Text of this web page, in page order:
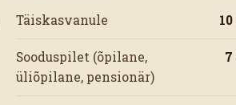
Täiskasvanule 10
Sooduspilet (õpilane,
üliõpilane, pensionär)
7